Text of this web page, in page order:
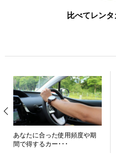
比べてレン
あなたに合った使用頻度や期
間で得するカー･･･